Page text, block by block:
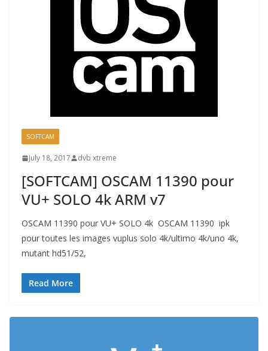
SOFTCAM
July 18, 2017 dvb xtreme
[SOFTCAM] OSCAM 11390 pour
VU+ SOLO 4k ARM v7
OSCAM 11390 pour VU+ SOLO 4k OSCAM 11390 ipk
pour toutes les images vuplus solo 4k/ultimo 4k/uno 4k,
mutant hd51/52,
Read More